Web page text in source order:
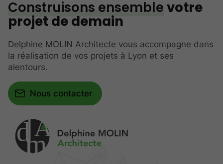
dm
A
Construisons ensemblevotre
projet de demain
Delphine MOLIN Architecte vous accompagne dans
la réalisation de vos projets à Lyon et ses
alentours.
Nous contacter